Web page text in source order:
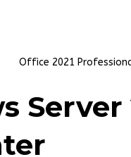
Office 2021
Server